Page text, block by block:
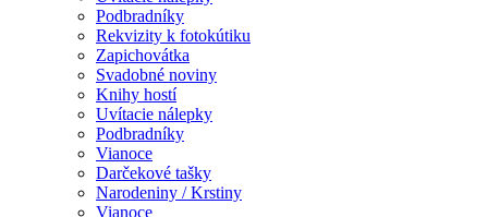
Podbradníky
Rekvizity k fotokútiku
Zapichovátka
Svadobné noviny
Knihy hostí
Uvítacie nálepky
Podbradníky
Vianoce
Darčekové tašky
Narodeniny / Krstiny
Vianoce